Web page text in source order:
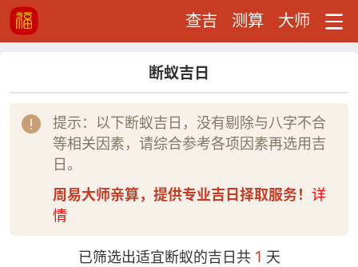
查吉 测算 大师
断蚁吉日
提示：以下断蚁吉日，没有剔除与八字不合
等相关因素，请综合参考各项因素再选用吉
日。
周易大师亲算，提供专业吉日择取服务！ 详
情
已筛选出适宜断蚁的吉日共1 天